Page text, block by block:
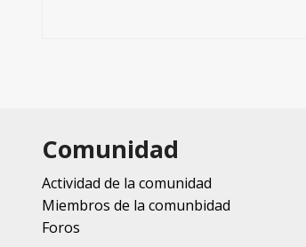
Comunidad
Actividad de la comunidad
Miembros de la comunbidad
Foros